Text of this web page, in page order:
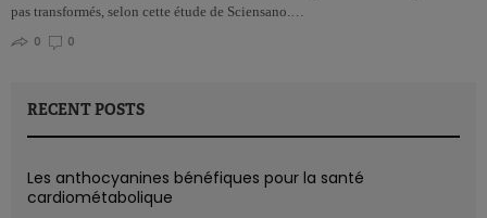
pas transformés, selon cette étude de Sciensano.…
0
0
RECENT POSTS
Les anthocyanines bénéfiques pour la santé
cardiométabolique